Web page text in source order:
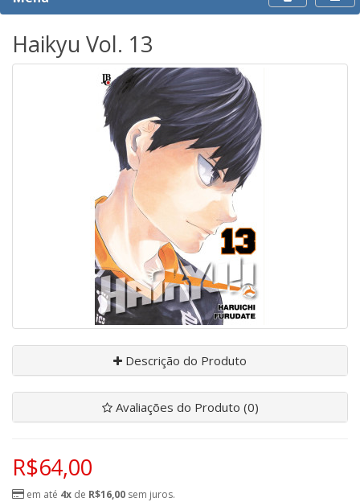
Haikyu Vol. 13
Descrição do Produto
Avaliações do Produto (0)
R$64,00
em até 4x de R$16,00 sem juros.